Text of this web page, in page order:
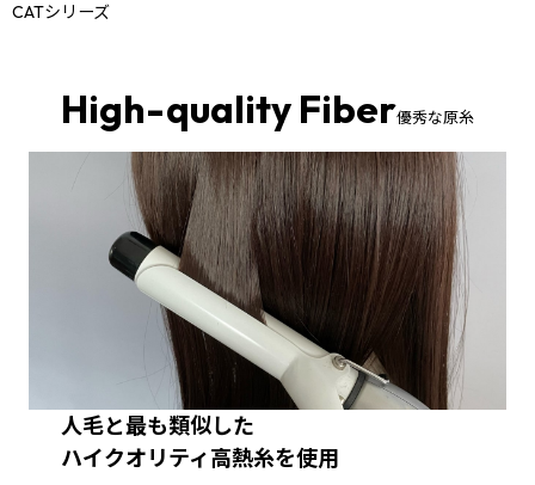
CATシリーズ
High-quality Fiber優秀な原糸
人毛と最も類似した
ハイクオリティ高熱糸を使用